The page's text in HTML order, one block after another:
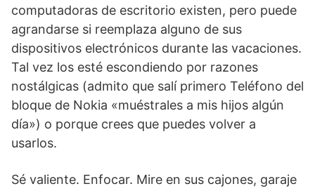
computadoras de escritorio existen, pero puede
agrandarse si reemplaza alguno de sus
dispositivos electrónicos durante las vacaciones.
Tal vez los esté escondiendo por razones
nostálgicas (admito que salí primero Teléfono del
bloque de Nokia «muéstrales a mis hijos algún
día») o porque crees que puedes volver a
usarlos.
Sé valiente. Enfocar. Mire en sus cajones, garaje